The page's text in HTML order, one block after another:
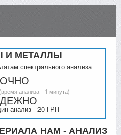
Контакты
Кременчук
098-000-4879
И МЕТАЛЛЫ
спектрального анализа
(время анализа - 1 минута)
анализ - 20 ГРН
НАМ - АНАЛИЗ